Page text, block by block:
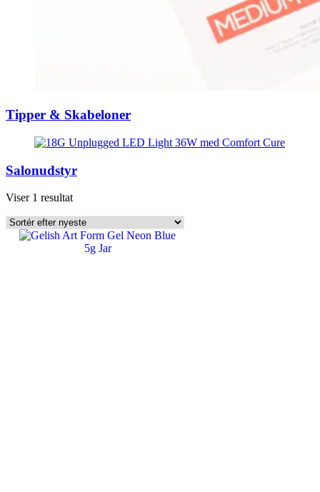
Tipper & Skabeloner
Salonudstyr
Viser 1 resultat